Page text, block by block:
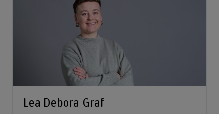
Lea Debora Graf